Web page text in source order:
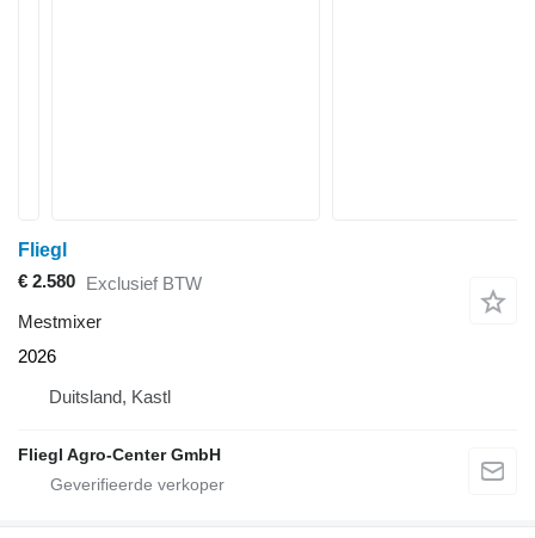
Fliegl
€ 2.580 Exclusief BTW
Mestmixer
2026
Duitsland, Kastl
Fliegl Agro-Center GmbH